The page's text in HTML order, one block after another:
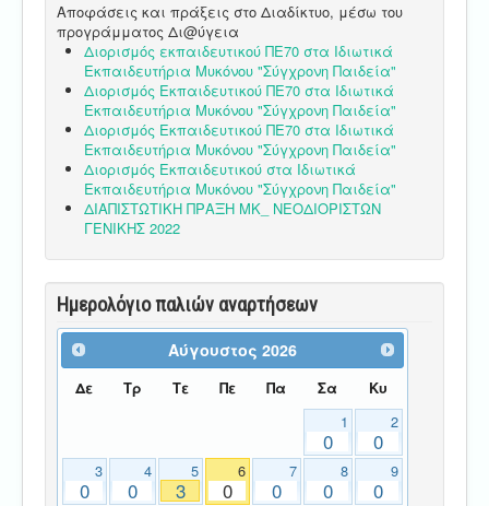
Αποφάσεις και πράξεις στο Διαδίκτυο, μέσω του
προγράμματος Δι@ύγεια
Διορισμός εκπαιδευτικού ΠΕ70 στα Ιδιωτικά
Εκπαιδευτήρια Μυκόνου "Σύγχρονη Παιδεία"
Διορισμός Εκπαιδευτικού ΠΕ70 στα Ιδιωτικά
Εκπαιδευτήρια Μυκόνου "Σύγχρονη Παιδεία"
Διορισμός Εκπαιδευτικού ΠΕ70 στα Ιδιωτικά
Εκπαιδευτήρια Μυκόνου "Σύγχρονη Παιδεία"
Διορισμός Εκπαιδευτικού στα Ιδιωτικά
Εκπαιδευτήρια Μυκόνου "Σύγχρονη Παιδεία"
ΔΙΑΠΙΣΤΩΤΙΚΗ ΠΡΑΞΗ ΜΚ_ ΝΕΟΔΙΟΡΙΣΤΩΝ
ΓΕΝΙΚΗΣ 2022
Ημερολόγιο παλιών αναρτήσεων
Αύγουστος 2026
Δε Τρ Τε Πε Πα Σα Κυ
1
0
2
0
3
0
4
0
5
3
6
0
7
0
8
0
9
0